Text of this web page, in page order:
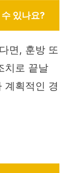
있나요?
면, 훈방 또
치로 끝날
계획적인 경